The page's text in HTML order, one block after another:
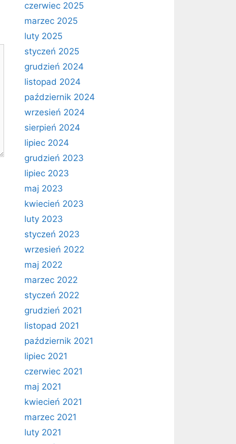
czerwiec 2025
marzec 2025
luty 2025
styczeń 2025
grudzień 2024
listopad 2024
październik 2024
wrzesień 2024
sierpień 2024
lipiec 2024
grudzień 2023
lipiec 2023
maj 2023
kwiecień 2023
luty 2023
styczeń 2023
wrzesień 2022
maj 2022
marzec 2022
styczeń 2022
grudzień 2021
listopad 2021
październik 2021
lipiec 2021
czerwiec 2021
maj 2021
kwiecień 2021
marzec 2021
luty 2021